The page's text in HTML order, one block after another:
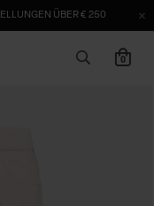
ÜBER € 250
0